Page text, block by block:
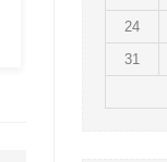
24
31